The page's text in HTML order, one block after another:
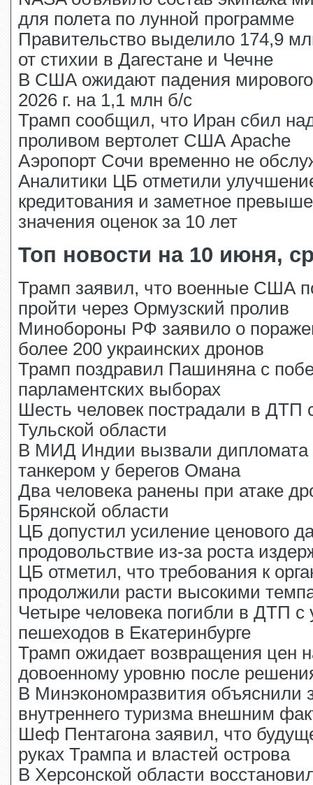
для полета по лунной программе
Правительство выделило 174,9
от стихии в Дагестане и Чечне
В США ожидают падения
2026 г. на 1,1 млн б/с
Трамп сообщил, что Иран сбил
проливом вертолет США Apache
Аэропорт Сочи временно не
Аналитики ЦБ отметили
кредитования и заметное
значения оценок за 10 лет
Топ новости на 10 июня,
Трамп заявил, что военные США
пройти через Ормузский пролив
Минобороны РФ заявило о
более 200 украинских дронов
Трамп поздравил Пашиняна с
парламентских выборах
Шесть человек пострадали в
Тульской области
В МИД Индии вызвали
танкером у берегов Омана
Два человека ранены при атаке
Брянской области
ЦБ допустил усиление ценового
продовольствие из-за роста
ЦБ отметил, что требования к
продолжили расти высокими
Четыре человека погибли в ДТП с
пешеходов в Екатеринбурге
Трамп ожидает возвращения цен
довоенному уровню после
В Минэкономразвития объяснили
внутреннего туризма внешним
Шеф Пентагона заявил, что
руках Трампа и властей острова
В Херсонской области